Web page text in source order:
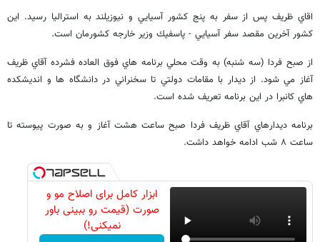
اقاي ظريف پس از سفر به پنج كشور آسيايي و نيوزيلند به استراليا رسيد. اين
كشور آخرين مقصد سفر آسيايي - پاسفيك وزير خارجه كشورمان است.
از صبح فردا (سه شنبه) به وقت محلي برنامه هاي فوق العاده فشرده آقاي ظريف
آغاز مي شود. از ديدار با مقامات دولتي تا سخنراني در دانشگاه ها و انديشكده
هاي كانبرا در این برنامه تعریف شده است.
برنامه ديدارهاي آقاي ظريف فردا صبح ساعت هشت آغاز و به صورت پيوسته تا
ساعت ٨ شب ادامه خواهد داشت.
ابزار کامل برای اصلاح مو و
صورت (قیمت رو ببینی باور
نمیکنی!)